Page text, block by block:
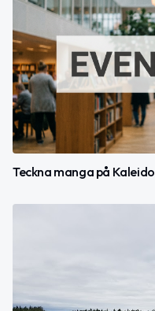
Teckna manga på Kaleido